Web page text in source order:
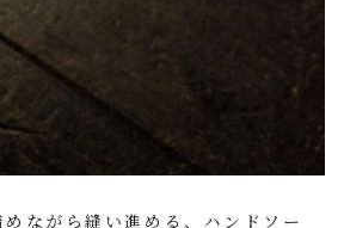
ながら縫い進める、ハンドソー